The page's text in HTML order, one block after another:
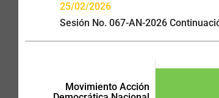
25/02/2026
Sesión No. 067-AN-2026
Movimiento Acción